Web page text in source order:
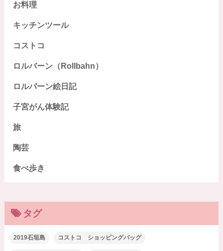
お料理
キッチンツール
コストコ
ロルバーン（Rollbahn）
ロルバーン絵日記
子宮がん体験記
旅
陶芸
食べ歩き
タグ
2019石垣島 コストコ ショッピングバッグ